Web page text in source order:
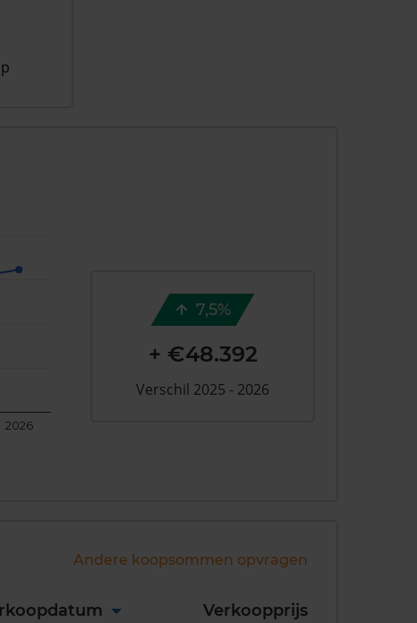
2026
7,5%
+ €48.392
Verschil 2025 - 2026
Andere koopsommen opvragen
Verkoopprijs